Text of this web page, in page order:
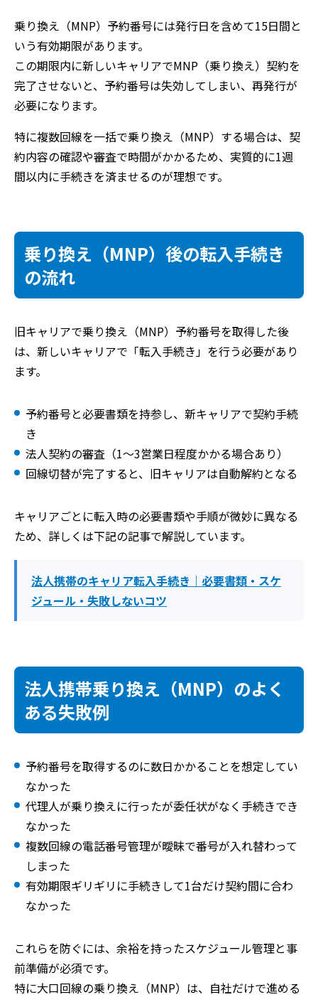
乗り換え（MNP）予約番号には発行日を含めて15日間と
いう有効期限があります。
この期限内に新しいキャリアでMNP （乗り換え）契約を
完了させないと、予約番号は失効してしまい、再発行が
必要になります。
特に複数回線を一括で乗り換え（MNP）する場合は、契
約内容の確認や審査で時間がかかるため、実質的に1週
間以内に手続きを済ませるのが理想です。
乗り換え（MNP）後の転入手続き
の流れ
旧キャリアで乗り換え（MNP）予約番号を取得した後
は、新しいキャリアで「転入手続き」を行う必要があり
ます。
予約番号と必要書類を持参し、新キャリアで契約手続
き
法人契約の審査（1～3営業日程度かかる場合あり）
回線切替が完了すると、旧キャリアは自動解約となる
キャリアごとに転入時の必要書類や手順が微妙に異なる
ため、詳しくは下記の記事で解説しています。
法人携帯のキャリア転入手続き｜必要書類・スケ
ジュール・失敗しないコツ
法人携帯乗り換え（MNP）のよく
ある失敗例
予約番号を取得するのに数日かかることを想定してい
なかった
代理人が乗り換えに行ったが委任状がなく手続きでき
なかった
複数回線の電話番号管理が曖昧で番号が入れ替わって
しまった
有効期限ギリギリに手続きして1台だけ契約間に合わ
なかった
これらを防ぐには、余裕を持ったスケジュール管理と事
前準備が必須です。
特に大口回線の乗り換え（MNP）は、自社だけで進める